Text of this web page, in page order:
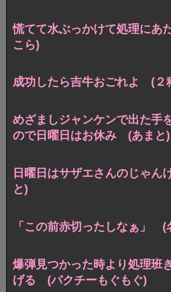
慌てて水ぶっかけて処理に
こら)
成功したら吉牛おごれよ (２
めざましジャンケンで出た手
ので日曜日はお休み (あまと)
日曜日はサザエさんのじゃ
と)
「この前赤切ったしなぁ」 (
爆弾見つかった時より処理班
げる (パクチーもぐもぐ)